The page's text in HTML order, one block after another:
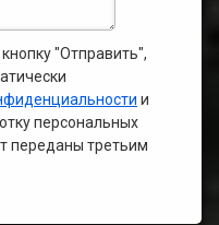
"Отправить",
и
персональных
переданы третьим